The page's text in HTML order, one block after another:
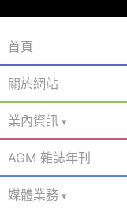
首頁
關於網站
業內資訊
AGM 雜誌年刊
媒體業務